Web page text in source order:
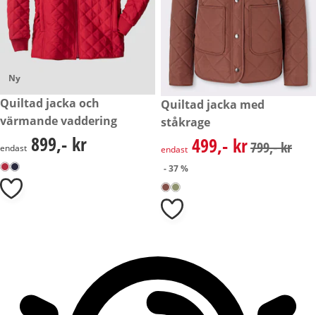
Ny
899,- kr
Quiltad jacka och
värmande vaddering
899,- kr
endast 899,- kr
rabatterat pris: 499,- kr,
- 37 %
Quiltad jacka med
ståkrage
rabatterat pris: 499,- kr,
endast 499,- kr799,- kr
- 37 %